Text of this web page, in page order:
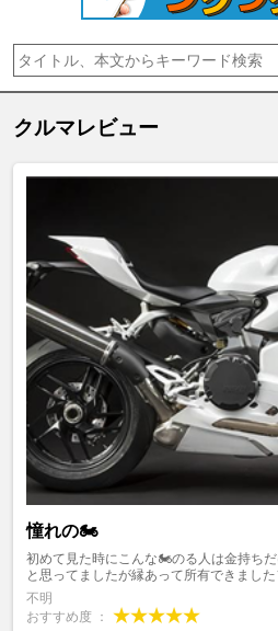
クルマレビュー
憧れの🏍️
初めて見た時にこんな🏍️のる人は金持ち
と思ってましたが縁あって所有できまし
不明
おすすめ度 ：